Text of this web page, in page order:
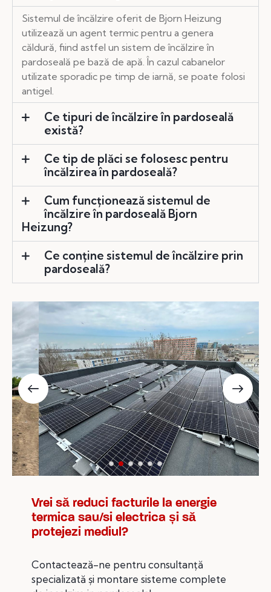
Sistemul de încălzire oferit de Bjorn Heizung
utilizează un agent termic pentru a genera
căldură, fiind astfel un sistem de încălzire în
pardoseală pe bază de apă. În cazul cabanelor
utilizate sporadic pe timp de iarnă, se poate folosi
antigel.
Ce tipuri de încălzire în pardoseală
există?
Ce tip de plăci se folosesc pentru
încălzirea în pardoseală?
Cum funcționează sistemul de
încălzire în pardoseală Bjorn
Heizung?
Ce conține sistemul de încălzire prin
pardoseală?
Vrei să reduci facturile la energie
termica sau/si electrica și să
protejezi mediul?
Contactează-ne pentru consultanță
specializată și montare sisteme complete